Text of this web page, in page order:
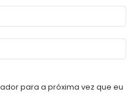
para a próxima vez que eu